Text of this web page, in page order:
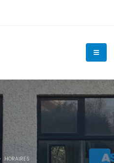
HORAIRES
sur ce site, vous acceptez